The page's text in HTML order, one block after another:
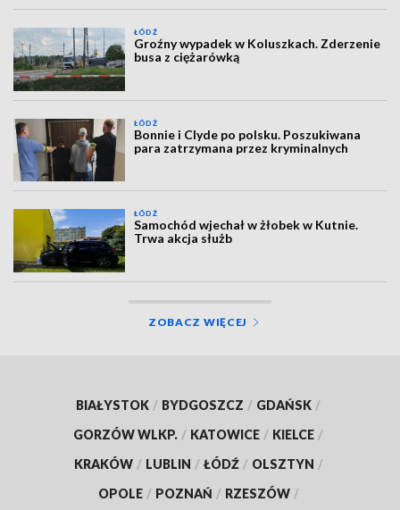
ŁÓDŹ
Groźny wypadek w Koluszkach. Zderzenie
busa z ciężarówką
ŁÓDŹ
Bonnie i Clyde po polsku. Poszukiwana
para zatrzymana przez kryminalnych
ŁÓDŹ
Samochód wjechał w żłobek w Kutnie.
Trwa akcja służb
ZOBACZ WIĘCEJ
BIAŁYSTOK / BYDGOSZCZ / GDAŃSK /
GORZÓW WLKP. / KATOWICE / KIELCE /
KRAKÓW / LUBLIN / ŁÓDŹ / OLSZTYN /
OPOLE / POZNAŃ / RZESZÓW /